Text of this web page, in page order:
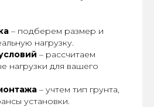
– подберем размер и
нагрузку.
– рассчитаем
нагрузки для вашего
– учтем тип грунта,
установки.